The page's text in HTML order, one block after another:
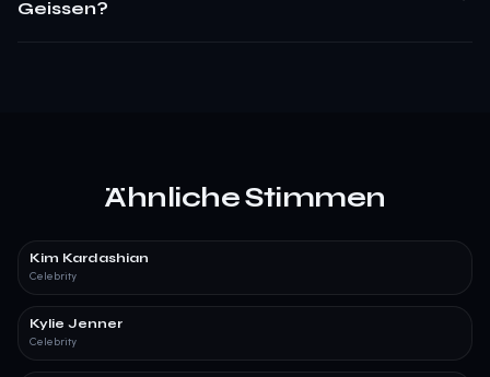
Geissen?
Ähnliche Stimmen
Kim Kardashian
Celebrity
Kylie Jenner
Celebrity